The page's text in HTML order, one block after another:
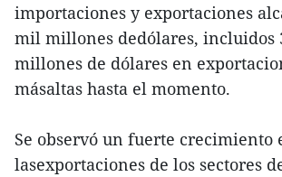
importaciones y exportaciones
mil millones dedólares, incluidos
millones de dólares en
másaltas hasta el momento.
Se observó un fuerte crecimiento
lasexportaciones de los sectores